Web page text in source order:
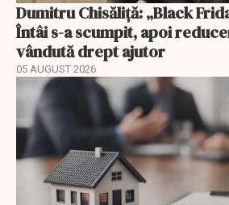
Dumitru Chisăliță: „Black
Întâi s-a scumpit, apoi
vândută drept ajutor
05 AUGUST 2026